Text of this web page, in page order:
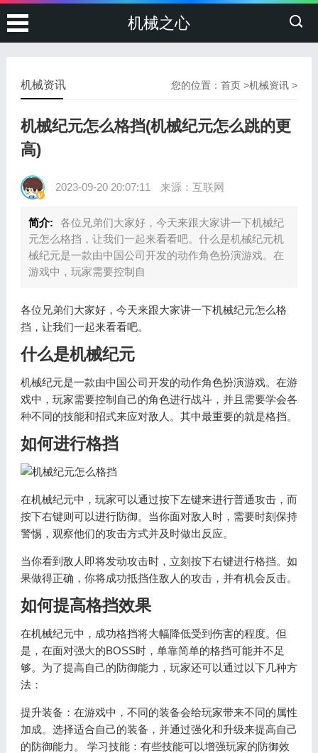
机械之心
您的位置：首页 >机械资讯 >
机械资讯
机械纪元怎么格挡(机械纪元怎么跳的更
高)
2023-09-20 20:07:11 来源：互联网
简介:
各位兄弟们大家好，今天来跟大家讲一下机械纪
元怎么格挡，让我们一起来看看吧。什么是机械纪元机
械纪元是一款由中国公司开发的动作角色扮演游戏。在
游戏中，玩家需要控制自
各位兄弟们大家好，今天来跟大家讲一下机械纪元怎么格
挡，让我们一起来看看吧。
什么是机械纪元
机械纪元是一款由中国公司开发的动作角色扮演游戏。在游
戏中，玩家需要控制自己的角色进行战斗，并且需要学会各
种不同的技能和招式来应对敌人。其中最重要的就是格挡。
如何进行格挡
在机械纪元中，玩家可以通过按下左键来进行普通攻击，而
按下右键则可以进行防御。当你面对敌人时，需要时刻保持
警惕，观察他们的攻击方式并及时做出反应。
当你看到敌人即将发动攻击时，立刻按下右键进行格挡。如
果做得正确，你将成功抵挡住敌人的攻击，并有机会反击。
如何提高格挡效果
在机械纪元中，成功格挡将大幅降低受到伤害的程度。但
是，在面对强大的BOSS时，单靠简单的格挡可能并不足
够。为了提高自己的防御能力，玩家还可以通过以下几种方
法：
提升装备：在游戏中，不同的装备会给玩家带来不同的属性
加成。选择适合自己的装备，并通过强化和升级来提高自己
的防御能力。 学习技能：有些技能可以增强玩家的防御效